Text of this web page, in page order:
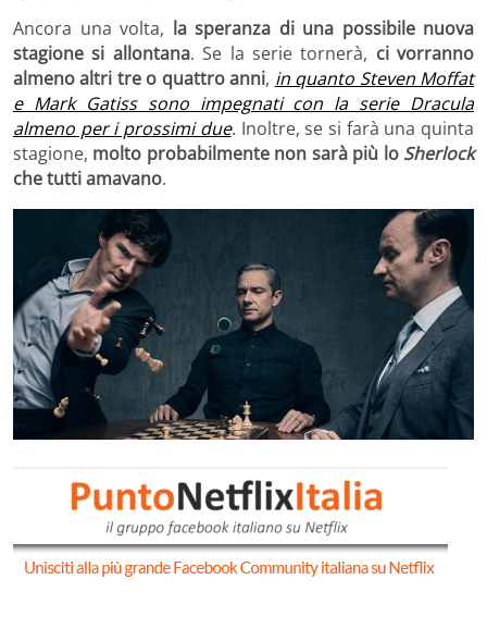
Ancora una volta, la speranza di una possibile nuova
stagione si allontana. Se la serie tornerà, ci vorranno
almeno altri tre o quattro anni, in quanto Steven Moffat
e Mark Gatiss sono impegnati con la serie Dracula
almeno per i prossimi due. Inoltre, se si farà una quinta
stagione, molto probabilmente non sarà più lo Sherlock
che tutti amavano.